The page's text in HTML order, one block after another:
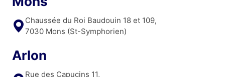
Chaussée du Roi Baudouin 18 et 109,
7030 Mons (St-Symphorien)
Arlon
Rue des Capucins 11,